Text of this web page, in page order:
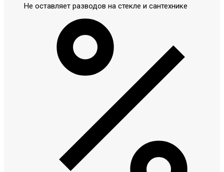
Не оставляет разводов на стекле и сантехнике